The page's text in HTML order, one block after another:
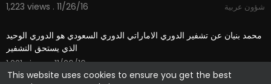
This website uses cookies to ensure you get the best
1,223 views . 11/26/16
شؤون عربية
محمد بنيان عن تشفير الدوري الاماراتي الدوري السعودي هو الدوري الوحيد
الذي يستحق التشفير
1,221 views . 11/26/16
شؤون عربية